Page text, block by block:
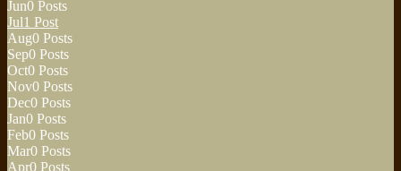
Jun0 Posts
Jul1 Post
Aug0 Posts
Sep0 Posts
Oct0 Posts
Nov0 Posts
Dec0 Posts
Jan0 Posts
Feb0 Posts
Mar0 Posts
Apr0 Posts